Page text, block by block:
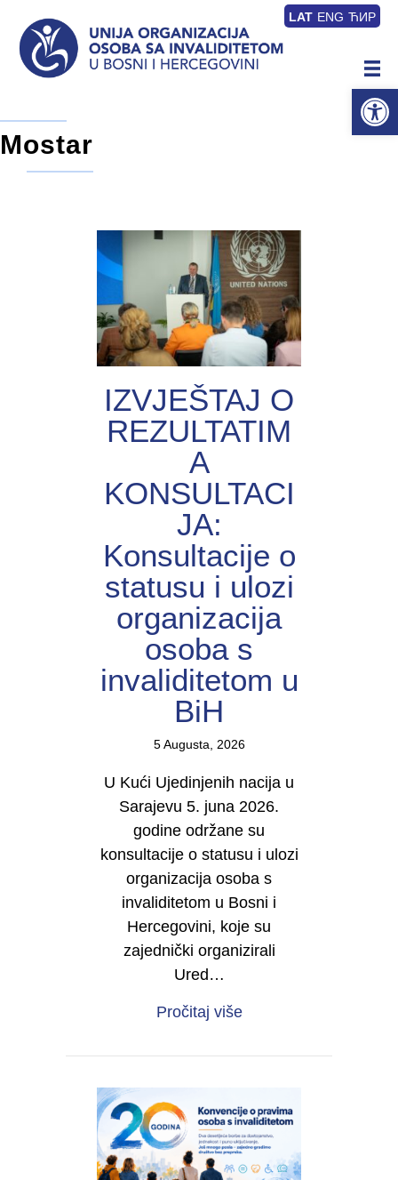
LAT ENG ЋИР
Mostar
IZVJEŠTAJ O
REZULTATIM
A
KONSULTACI
JA:
Konsultacije o
statusu i ulozi
organizacija
osoba s
invaliditetom u
BiH
5 Augusta, 2026
U Kući Ujedinjenih nacija u
Sarajevu 5. juna 2026.
godine održane su
konsultacije o statusu i ulozi
organizacija osoba s
invaliditetom u Bosni i
Hercegovini, koje su
zajednički organizirali
Ured…
Pročitaj višeabout IZVJEŠTAJ O